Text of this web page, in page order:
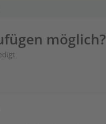
möglich?